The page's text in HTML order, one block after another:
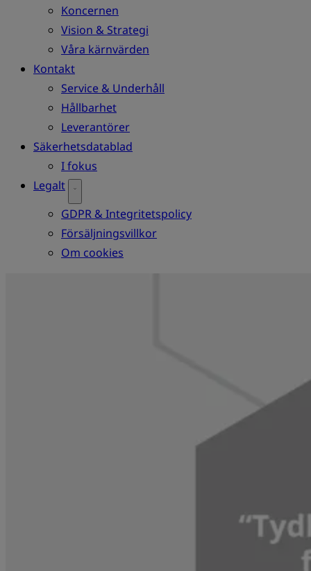
Koncernen
Vision & Strategi
Våra kärnvärden
Kontakt
Service & Underhåll
Hållbarhet
Leverantörer
Säkerhetsdatablad
I fokus
Legalt
GDPR & Integritetspolicy
Försäljningsvillkor
Om cookies